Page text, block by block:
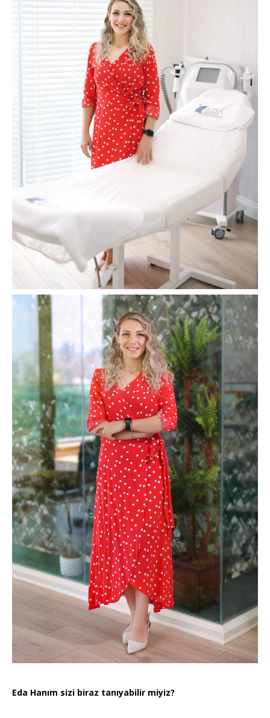
Eda Hanım sizi biraz tanıyabilir miyiz?